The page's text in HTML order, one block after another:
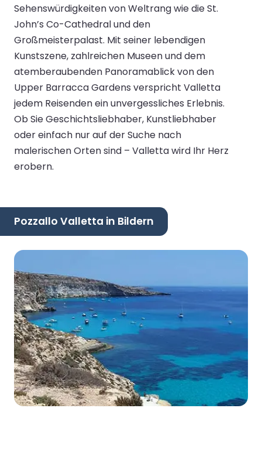
Sehenswürdigkeiten von Weltrang wie die St.
John’s Co-Cathedral und den
Großmeisterpalast. Mit seiner lebendigen
Kunstszene, zahlreichen Museen und dem
atemberaubenden Panoramablick von den
Upper Barracca Gardens verspricht Valletta
jedem Reisenden ein unvergessliches Erlebnis.
Ob Sie Geschichtsliebhaber, Kunstliebhaber
oder einfach nur auf der Suche nach
malerischen Orten sind – Valletta wird Ihr Herz
erobern.
Pozzallo Valletta in Bildern